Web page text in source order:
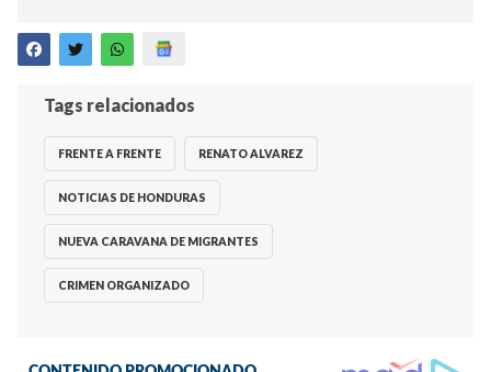
Tags relacionados
FRENTE A FRENTE RENATO ALVAREZ
NOTICIAS DE HONDURAS
NUEVA CARAVANA DE MIGRANTES
CRIMEN ORGANIZADO